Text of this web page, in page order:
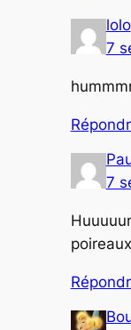
lolo
7
7